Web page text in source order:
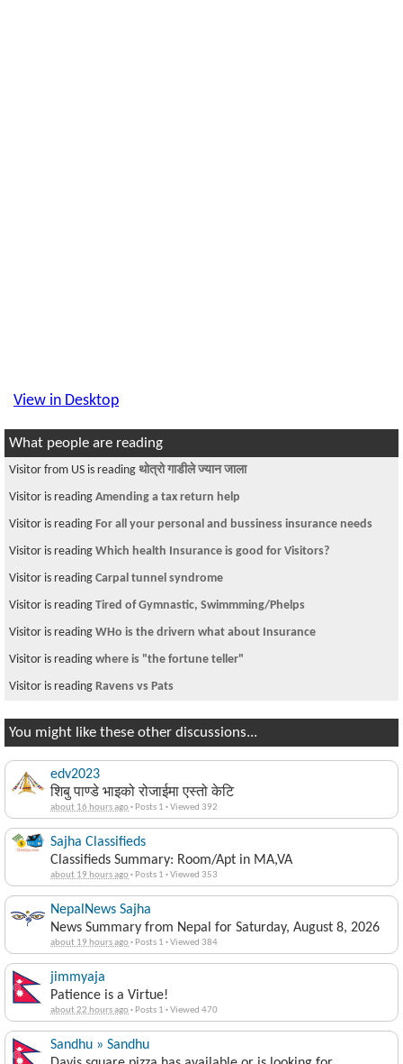
View in Desktop
What people are reading
Visitor from US is reading थोत्रो गाडीले ज्यान जाला
Visitor is reading Amending a tax return help
Visitor is reading For all your personal and bussiness insurance needs
Visitor is reading Which health Insurance is good for Visitors?
Visitor is reading Carpal tunnel syndrome
Visitor is reading Tired of Gymnastic, Swimmming/Phelps
Visitor is reading WHo is the drivern what about Insurance
Visitor is reading where is "the fortune teller"
Visitor is reading Ravens vs Pats
You might like these other discussions...
edv2023
शिबु पाण्डे भाइको रोजाईमा एस्तो केटि
about 16 hours ago· Posts 1 ·Viewed 392
Sajha Classifieds
Classifieds Summary: Room/Apt in MA,VA
about 19 hours ago· Posts 1 ·Viewed 353
NepalNews Sajha
News Summary from Nepal for Saturday, August 8, 2026
about 19 hours ago· Posts 1 ·Viewed 384
jimmyaja
Patience is a Virtue!
about 22 hours ago· Posts 1 ·Viewed 470
Sandhu » Sandhu